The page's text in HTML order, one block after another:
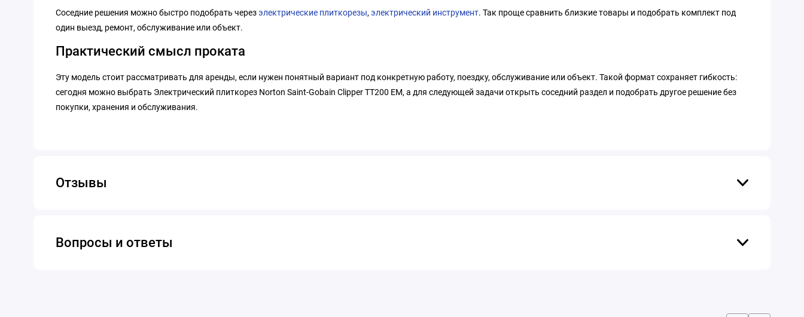
Соседние решения можно быстро подобрать черезэлектрические плиткорезы, электрический инструмент. Так проще сравнить близкие товары и подобрать комплект под
один выезд, ремонт, обслуживание или объект.
Практический смысл проката
Эту модель стоит рассматривать для аренды, если нужен понятный вариант под конкретную работу, поездку, обслуживание или объект. Такой формат сохраняет гибкость:
сегодня можно выбрать Электрический плиткорез Norton Saint-Gobain Clipper TT200 EM, а для следующей задачи открыть соседний раздел и подобрать другое решение без
покупки, хранения и обслуживания.
Отзывы
Вопросы и ответы